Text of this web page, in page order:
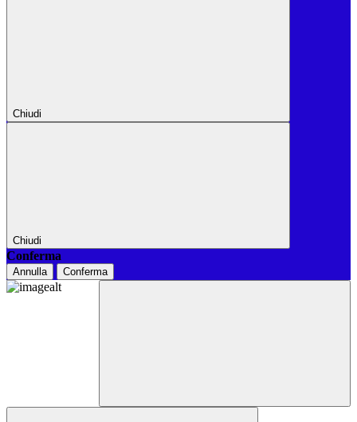
Chiudi
Chiudi
Conferma
Annulla Conferma